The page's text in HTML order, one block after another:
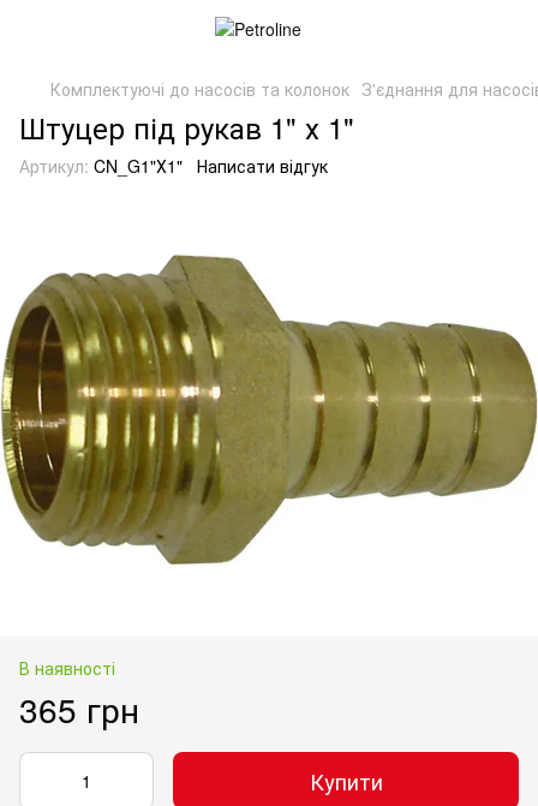
Комплектуючі до насосів та колонок З'єднання для
Штуцер під рукав 1" х 1"
Артикул: CN_G1"Х1" Написати відгук
В наявності
365 грн
Купити